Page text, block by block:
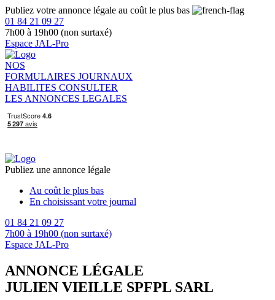
Publiez votre annonce légale au coût le plus bas
01 84 21 09 27
7h00 à 19h00 (non surtaxé)
Espace JAL-Pro
NOS
FORMULAIRES JOURNAUX
HABILITES CONSULTER
LES ANNONCES LEGALES
Publiez une annonce légale
Au coût le plus bas
En choisissant votre journal
01 84 21 09 27
7h00 à 19h00 (non surtaxé)
Espace JAL-Pro
ANNONCE LÉGALE
JULIEN VIEILLE SPFPL SARL